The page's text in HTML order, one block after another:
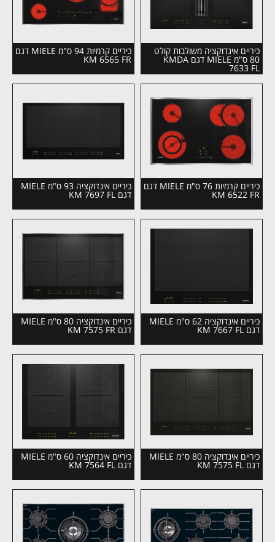
כיריים אינדוקציה משולבות קולט
80 ס"מ MIELE דגם KMDA
7633 FL
כיריים קרמיות 94 ס"מ MIELE דגם
KM 6565 FR
כיריים קרמיות 76 ס"מ MIELE דגם
KM 6522 FR
כיריים אינדוקציה 93 ס"מ MIELE
דגם KM 7697 FL
כיריים אינדוקציה 62 ס"מ MIELE
דגם KM 7667 FL
כיריים אינדוקציה 80 ס"מ MIELE
דגם KM 7575 FR
כיריים אינדוקציה 80 ס"מ MIELE
דגם KM 7575 FL
כיריים אינדוקציה 60 ס"מ MIELE
דגם KM 7564 FL